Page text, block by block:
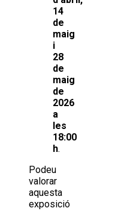
14
de
maig
i
28
de
maig
de
2026
a
les
18:00
h.
Podeu
valorar
aquesta
exposició